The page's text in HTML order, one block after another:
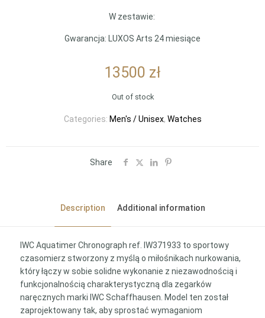
W zestawie:
Gwarancja: LUXOS Arts 24 miesiące
13500 zł
Out of stock
Categories: Men's / Unisex, Watches
Share
Description Additional information
IWC Aquatimer Chronograph ref. IW371933 to sportowy
czasomierz stworzony z myślą o miłośnikach nurkowania,
który łączy w sobie solidne wykonanie z niezawodnością i
funkcjonalnością charakterystyczną dla zegarków
naręcznych marki IWC Schaffhausen. Model ten został
zaprojektowany tak, aby sprostać wymaganiom